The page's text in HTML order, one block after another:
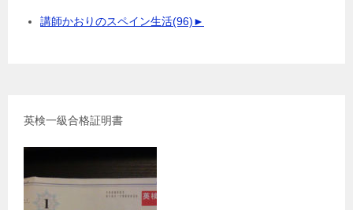
講師かおりのスペイン生活(96)►
英検一級合格証明書